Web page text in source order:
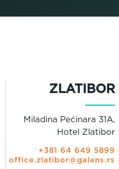
ZLATIBOR
Miladina Pećinara 31A,
Hotel Zlatibor
+381 64 649 5899
office.zlatibor@galens.rs